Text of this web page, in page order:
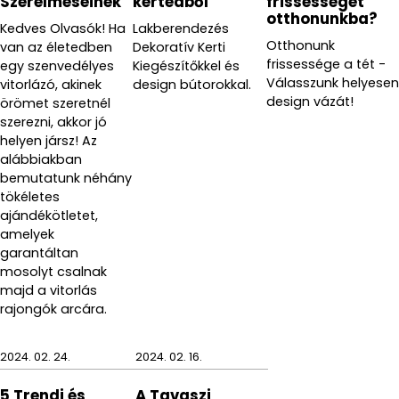
Kedves Olvasók! Ha
van az életedben
egy szenvedélyes
vitorlázó, akinek
örömet szeretnél
szerezni, akkor jó
helyen jársz! Az
alábbiakban
bemutatunk néhány
tökéletes
ajándékötletet,
amelyek
garantáltan
mosolyt csalnak
majd a vitorlás
rajongók arcára.
Lakberendezés
Dekoratív Kerti
Kiegészítőkkel és
design bútorokkal.
otthonunkba?
Otthonunk
frissessége a tét -
Válasszunk helyesen
design vázát!
2024. 02. 24. 2024. 02. 16.